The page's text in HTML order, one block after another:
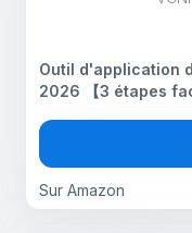
Sur Amazon
Outil d'application
2026 【3 étapes
retrait d'insertion